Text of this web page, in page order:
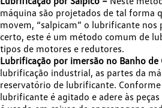
máquina são projetados de tal forma
movem, “salpicam” o lubrificante nos
certo, este é um método comum de
tipos de motores e redutores.
Lubrificação por imersão no Banho de
lubrificação industrial, as partes da
reservatório de lubrificante.
lubrificante é agitado e adere às